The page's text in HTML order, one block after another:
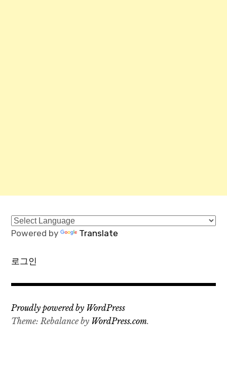
Powered by Translate
로그인
Proudly powered by WordPress
Theme: Rebalance by WordPress.com.